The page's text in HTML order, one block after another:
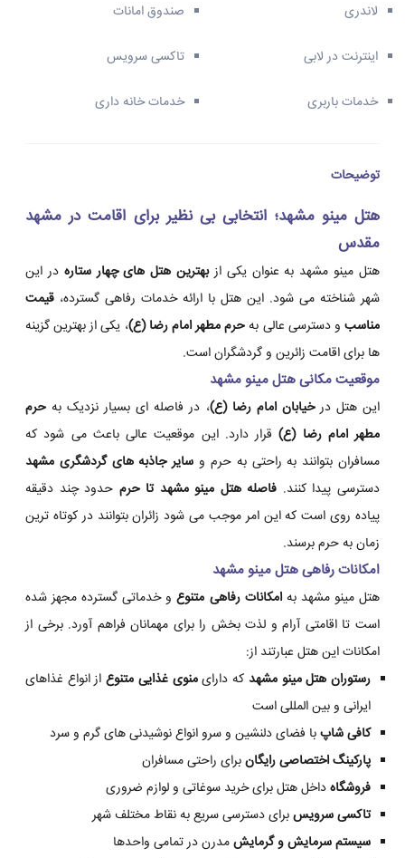
لاندری صندوق امانات
اینترنت در لابی تاکسی سرویس
خدمات باربری خدمات خانه داری
توضیحات
هتل مینو مشهد؛ انتخابی بی نظیر برای اقامت در مشهد
مقدس
هتل مینو مشهد به عنوان یکی ازبهترین هتل های چهار ستاره در این
شهر شناخته می شود. این هتل با ارائه خدمات رفاهی گسترده، قیمت
مناسبو دسترسی عالی بهحرم مطهر امام رضا (ع)، یکی از بهترین گزینه
ها برای اقامت زائرین و گردشگران است.
موقعیت مکانی هتل مینو مشهد
این هتل درخیابان امام رضا (ع)، در فاصله ای بسیار نزدیک به حرم
مطهر امام رضا (ع)قرار دارد. این موقعیت عالی باعث می شود که
مسافران بتوانند به راحتی به حرم و سایر جاذبه های گردشگری مشهد
دسترسی پیدا کنند. فاصله هتل مینو مشهد تا حرم حدود چند دقیقه
پیاده روی است که این امر موجب می شود زائران بتوانند در کوتاه ترین
زمان به حرم برسند.
امکانات رفاهی هتل مینو مشهد
هتل مینو مشهد بهامکانات رفاهی متنوعو خدماتی گسترده مجهز شده
است تا اقامتی آرام و لذت بخش را برای مهمانان فراهم آورد. برخی از
امکانات این هتل عبارتند از:
رستوران هتل مینو مشهد که دارایمنوی غذایی متنوعاز انواع غذاهای
ایرانی و بین المللی است
کافی شاپبا فضای دلنشین و سرو انواع نوشیدنی های گرم و سرد
پارکینگ اختصاصی رایگانبرای راحتی مسافران
فروشگاهداخل هتل برای خرید سوغاتی و لوازم ضروری
تاکسی سرویسبرای دسترسی سریع به نقاط مختلف شهر
سیستم سرمایش و گرمایشمدرن در تمامی واحدها